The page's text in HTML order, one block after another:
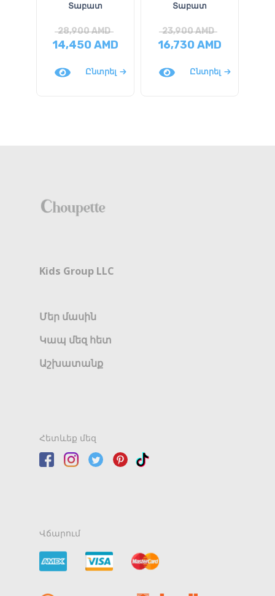
Տաբատ
28,900AMD
14,450AMD
Ընտրել
Տաբատ
23,900AMD
16,730AMD
Ընտրել
Kids Group LLC
Մեր մասին
Կապ մեզ հետ
Աշխատանք
Հետևեք մեզ
Վճարում